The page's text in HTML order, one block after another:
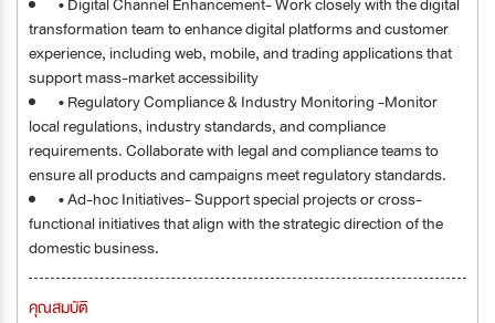
transformation team to enhance digital platforms and customer
experience, including web, mobile, and trading applications that
support mass-market accessibility
• Regulatory Compliance & Industry Monitoring -Monitor
local regulations, industry standards, and compliance
requirements. Collaborate with legal and compliance teams to
ensure all products and campaigns meet regulatory standards.
• Ad-hoc Initiatives- Support special projects or cross-
functional initiatives that align with the strategic direction of the
domestic business.
คุณสมบัติ